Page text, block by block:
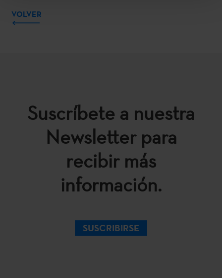
VOLVER
Suscríbete a nuestra
Newsletter para
recibir más
información.
SUSCRIBIRSE